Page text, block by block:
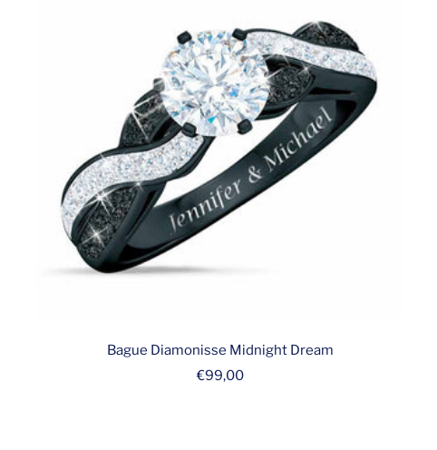
Bague Diamonisse Midnight Dream
Prix
€99,00